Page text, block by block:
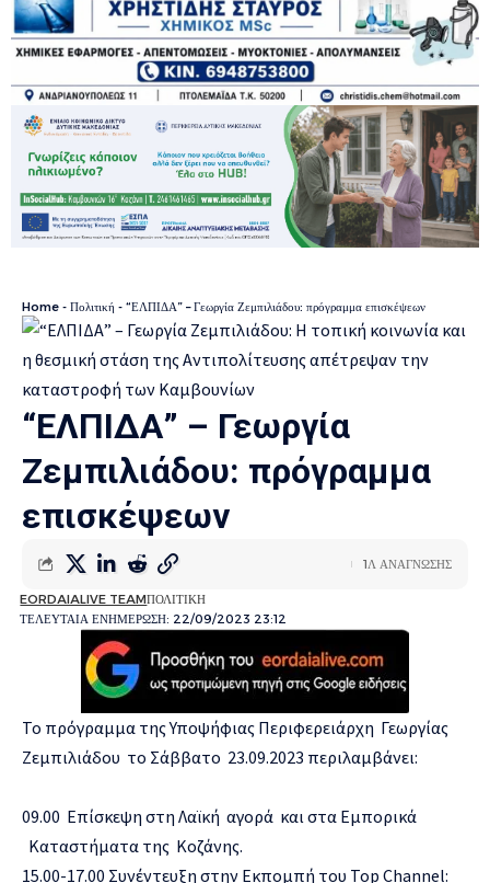
Home - Πολιτική - “ΕΛΠΙΔΑ” – Γεωργία Ζεμπιλιάδου: πρόγραμμα επισκέψεων
“ΕΛΠΙΔΑ” – Γεωργία
Ζεμπιλιάδου: πρόγραμμα
επισκέψεων
ΤΕΛΕΥΤΑΙΑ ΕΝΗΜΕΡΩΣΗ: 22/09/2023 23:12
EORDAIALIVE TEAMΠΟΛΙΤΙΚΗ
1Λ ΑΝΑΓΝΩΣΗΣ
Το πρόγραμμα της Υποψήφιας Περιφερειάρχη Γεωργίας
Ζεμπιλιάδου το Σάββατο 23.09.2023 περιλαμβάνει:
09.00 Επίσκεψη στη Λαϊκή αγορά και στα Εμπορικά
Καταστήματα της Κοζάνης.
15.00-17.00 Συνέντευξη στην Εκπομπή του Top Channel: